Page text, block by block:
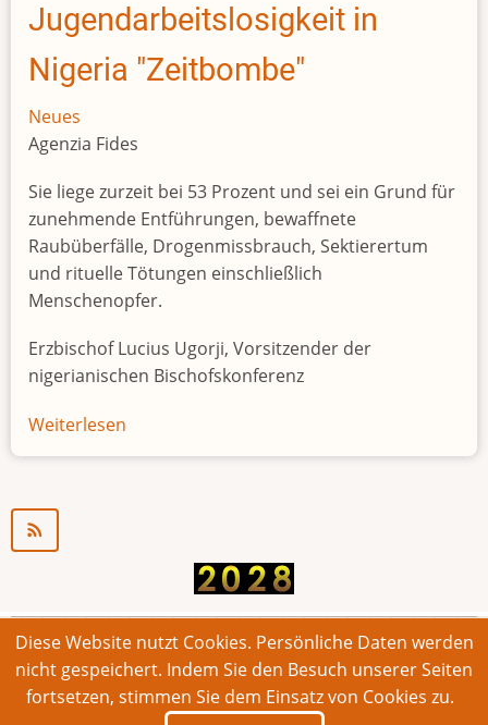
Jugendarbeitslosigkeit in
Nigeria "Zeitbombe"
Neues
Agenzia Fides
Sie liege zurzeit bei 53 Prozent und sei ein Grund für
zunehmende Entführungen, bewaffnete
Raubüberfälle, Drogenmissbrauch, Sektierertum
und rituelle Tötungen einschließlich
Menschenopfer.
Erzbischof Lucius Ugorji, Vorsitzender der
nigerianischen Bischofskonferenz
Weiterlesen
Jugendarbeitslosigkeit
© 2026 Bonner Aufruf. Alle Rechte vorbehalten.
Footer
Impressum Kontakt Intern
Diese Website nutzt Cookies. Persönliche Daten werden
nicht gespeichert. Indem Sie den Besuch unserer Seiten
fortsetzen, stimmen Sie dem Einsatz von Cookies zu.